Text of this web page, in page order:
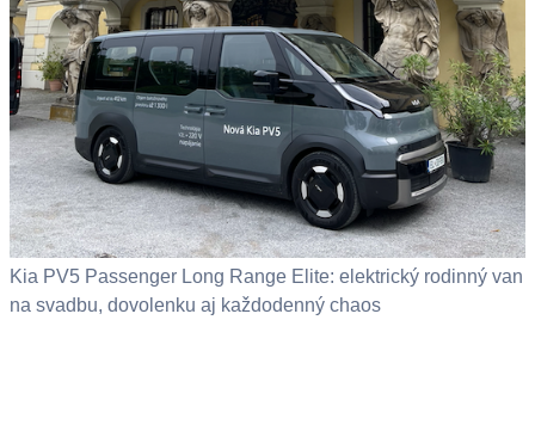
Kia PV5 Passenger Long Range Elite: elektrický rodinný van
na svadbu, dovolenku aj každodenný chaos